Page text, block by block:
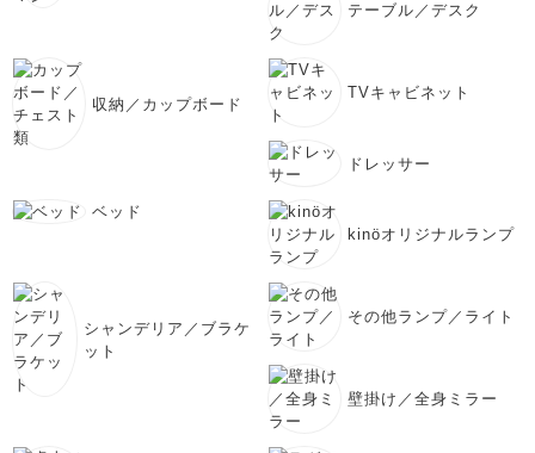
テーブル／デスク
収納／カップボード
TVキャビネット
ドレッサー
ベッド
kinöオリジナルランプ
シャンデリア／ブラケ
ット
その他ランプ／ライト
壁掛け／全身ミラー